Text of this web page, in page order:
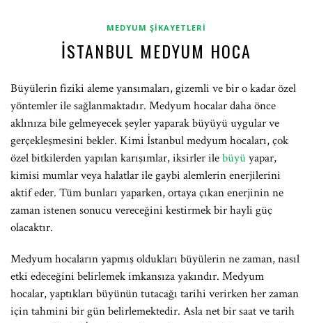
MEDYUM ŞIKAYETLERI
İSTANBUL MEDYUM HOCA
Büyülerin fiziki aleme yansımaları, gizemli ve bir o kadar özel
yöntemler ile sağlanmaktadır. Medyum hocalar daha önce
aklınıza bile gelmeyecek şeyler yaparak büyüyü uygular ve
gerçekleşmesini bekler. Kimi İstanbul medyum hocaları, çok
özel bitkilerden yapılan karışımlar, iksirler ilebüyüyapar,
kimisi mumlar veya halatlar ile gaybi alemlerin enerjilerini
aktif eder. Tüm bunları yaparken, ortaya çıkan enerjinin ne
zaman istenen sonucu vereceğini kestirmek bir hayli güç
olacaktır.
Medyum hocaların yapmış oldukları büyülerin ne zaman, nasıl
etki edeceğini belirlemek imkansıza yakındır. Medyum
hocalar, yaptıkları büyünün tutacağı tarihi verirken her zaman
için tahmini bir gün belirlemektedir. Asla net bir saat ve tarih